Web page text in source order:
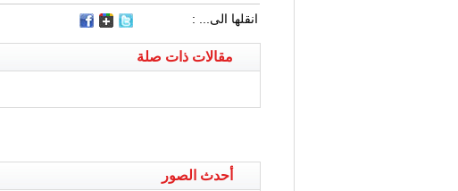
انقلها الى... :
مقالات ذات صلة
أحدث الصور